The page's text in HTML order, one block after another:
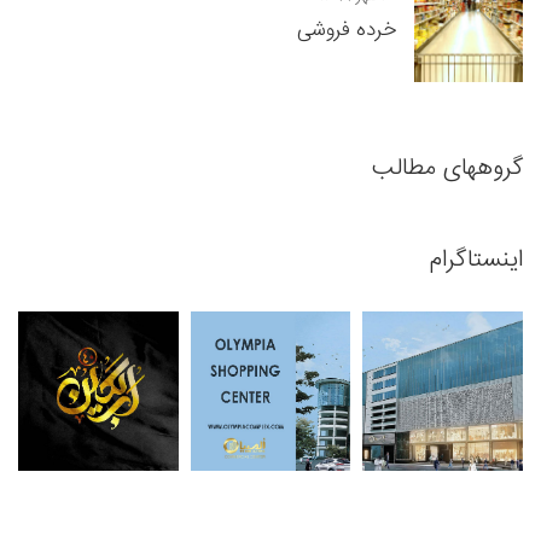
خرده فروشی
گروههای مطالب
اینستاگرام